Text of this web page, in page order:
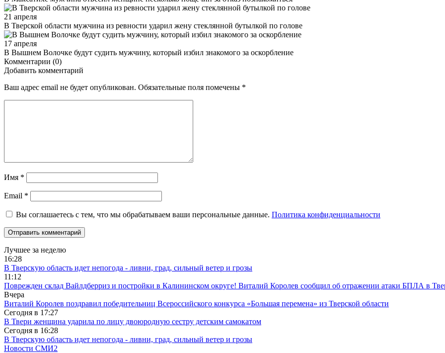
21 апреля
В Тверской области мужчина из ревности ударил жену стеклянной бутылкой по голове
17 апреля
В Вышнем Волочке будут судить мужчину, который избил знакомого за оскорбление
Комментарии (0)
Добавить комментарий
Ваш адрес email не будет опубликован. Обязательные поля помечены *
Имя *
Email *
Вы соглашаетесь с тем, что мы обрабатываем ваши персональные данные. Политика конфиденциальности
Лучшее за неделю
16:28
В Тверскую область идет непогода - ливни, град, сильный ветер и грозы
11:12
Поврежден склад Вайлдберриз и постройки в Калининском округе! Виталий Королев сообщил об отражении атаки БПЛА в
Вчера
Виталий Королев поздравил победительниц Всероссийского конкурса «Большая перемена» из Тверской области
Сегодня в 17:27
В Твери женщина ударила по лицу двоюродную сестру детским самокатом
Сегодня в 16:28
В Тверскую область идет непогода - ливни, град, сильный ветер и грозы
Новости СМИ2